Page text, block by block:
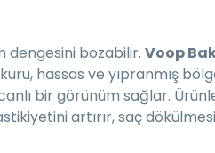
dengesini bozabilir. Voop
hassas ve yıpranmış
bir görünüm sağlar.
artırır, saç